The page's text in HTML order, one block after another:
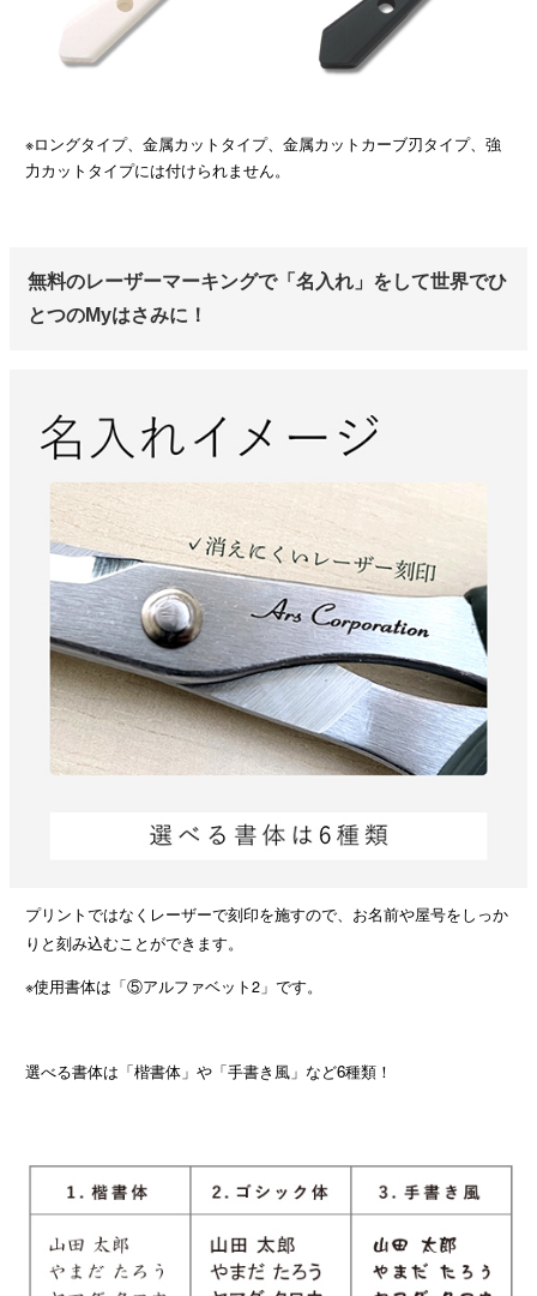
※ロングタイプ、金属カットタイプ、金属カットカーブ刃タイプ、強
力カットタイプには付けられません。
無料のレーザーマーキングで「名入れ」をして世界でひ
とつのMyはさみに！
プリントではなくレーザーで刻印を施すので、お名前や屋号をしっか
りと刻み込むことができます。
※使用書体は「⑤アルファベット2」です。
選べる書体は「楷書体」や「手書き風」など6種類！